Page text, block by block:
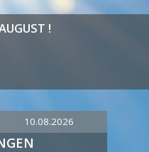
!
10.08.2026